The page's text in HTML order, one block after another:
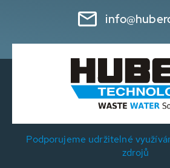
Podporujeme udržitelné
zdrojů